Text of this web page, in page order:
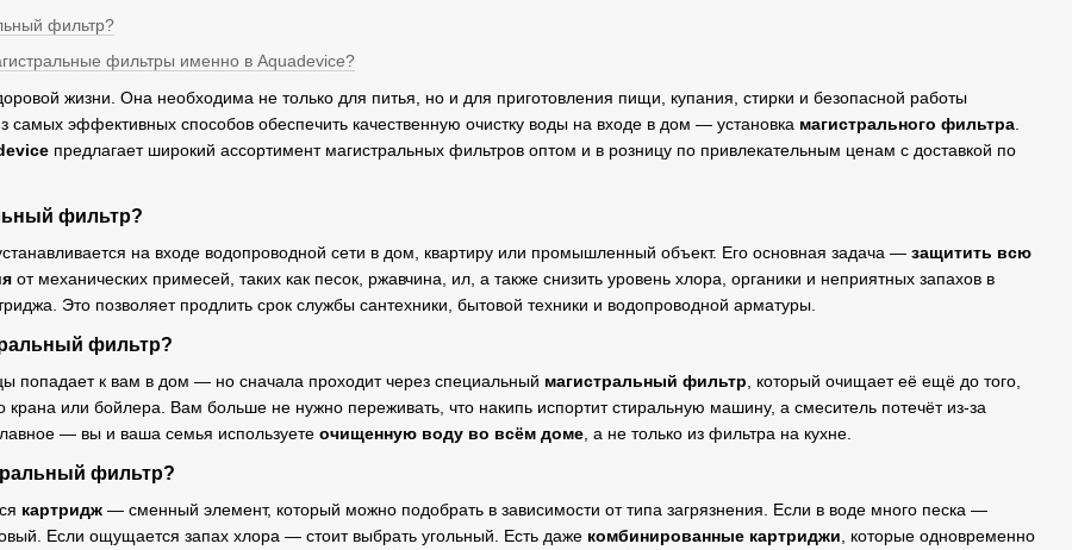
фильтр?
фильтры именно в Aquadevice?
жизни. Она необходима не только для питья, но и для приготовления пищи, купания, стирки и безопасной работы
самых эффективных способов обеспечить качественную очистку воды на входе в дом — установка магистрального фильтра
предлагает широкий ассортимент магистральных фильтров оптом и в розницу по привлекательным ценам с доставкой по
фильтр?
на входе водопроводной сети в дом, квартиру или промышленный объект. Его основная задача — защитить всю
от механических примесей, таких как песок, ржавчина, ил, а также снизить уровень хлора, органики и неприятных запахов в
Это позволяет продлить срок службы сантехники, бытовой техники и водопроводной арматуры.
фильтр?
попадает к вам в дом — но сначала проходит через специальный магистральный фильтр , который очищает её ещё до того,
крана или бойлера. Вам больше не нужно переживать, что накипь испортит стиральную машину, а смеситель потечёт из-за
— вы и ваша семья используете очищенную воду во всём доме , а не только из фильтра на кухне.
фильтр?
картридж — сменный элемент, который можно подобрать в зависимости от типа загрязнения. Если в воде много песка —
Если ощущается запах хлора — стоит выбрать угольный. Есть даже комбинированные картриджи , которые одновременно